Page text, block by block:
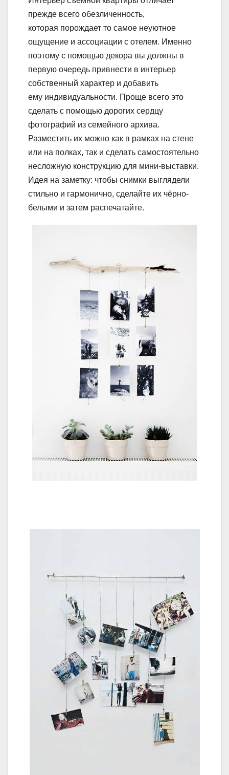
прежде всего обезличенность,
которая порождает то самое неуютное
ощущение и ассоциации с отелем. Именно
поэтому с помощью декора вы должны в
первую очередь привнести в интерьер
собственный характер и добавить
ему индивидуальности. Проще всего это
сделать с помощью дорогих сердцу
фотографий из семейного архива.
Разместить их можно как в рамках на стене
или на полках, так и сделать самостоятельно
несложную конструкцию для мини-выставки.
Идея на заметку: чтобы снимки выглядели
стильно и гармонично, сделайте их чёрно-
белыми и затем распечатайте.